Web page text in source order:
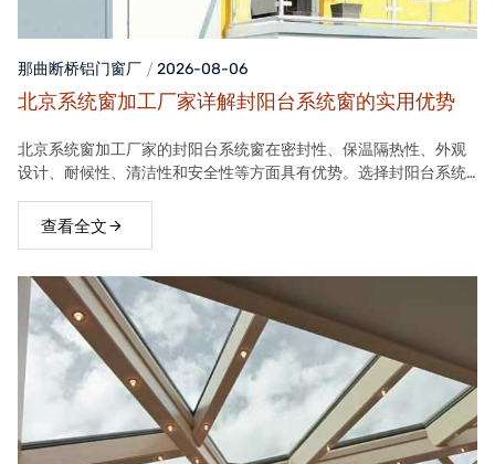
那曲断桥铝门窗厂 2026-08-06
北京系统窗加工厂家详解封阳台系统窗的实用优势
北京系统窗加工厂家的封阳台系统窗在密封性、保温隔热性、外观
设计、耐候性、清洁性和安全性等方面具有优势。选择封阳台系统
体验。
查看全文